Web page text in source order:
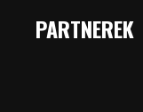
PARTNEREK